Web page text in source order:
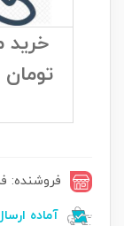
تومان
فروشنده:
آماده